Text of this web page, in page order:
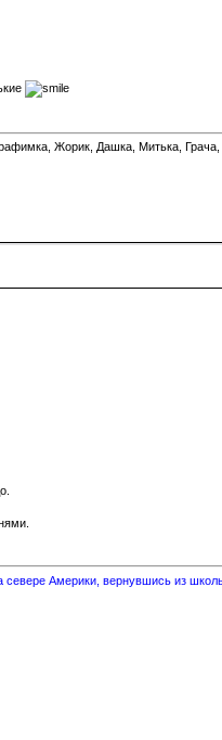
Жорик, Дашка, Митька, Грача,
Америки, вернувшись из